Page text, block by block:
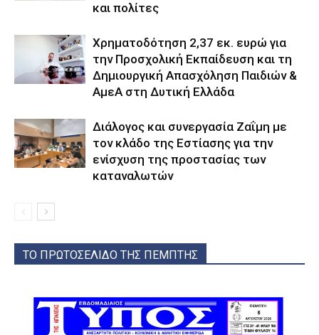
και πολίτες
Χρηματοδότηση 2,37 εκ. ευρώ για
την Προσχολική Εκπαίδευση και τη
Δημιουργική Απασχόληση Παιδιών &
ΑμεΑ στη Δυτική Ελλάδα
Διάλογος και συνεργασία Ζαΐμη με
τον κλάδο της Εστίασης για την
ενίσχυση της προστασίας των
καταναλωτών
ΤΟ ΠΡΩΤΟΣΕΛΙΔΟ ΤΗΣ ΠΕΜΠΤΗΣ